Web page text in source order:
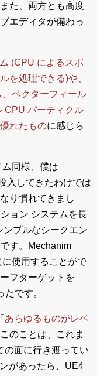
た、両方とも高度
エディタが備わっ
(CPU によるスポ
を処理できる)や、
ベクターフィール
CPU パーティクル
れたものに感じら
同様、僕は
入してきたわけでは
り慣れてきまし
ョン システムを長
ンプルなシークエン
す。Mechanim
使用することがで
フターゲットを
です。
あらゆるものがレベ
のことは、これま
の面に行き渡ってい
があったら、UE4